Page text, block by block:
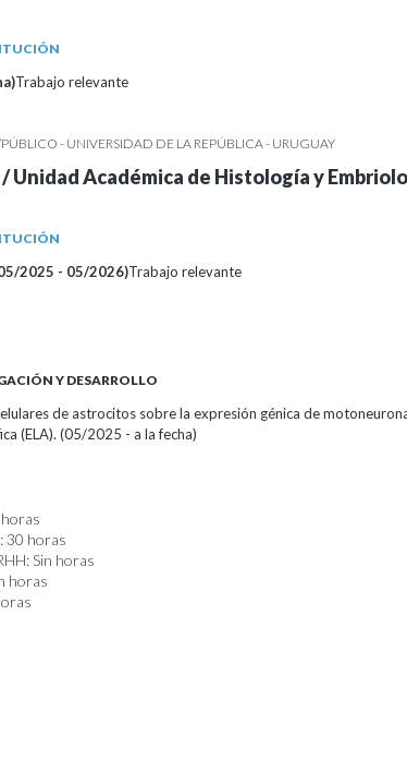
Trabajo relevante
- UNIVERSIDAD DE LA REPÚBLICA - URUGUAY
Unidad Académica de Histología y
2025 - 05/2026)Trabajo relevante
Y DESARROLLO
de astrocitos sobre la expresión génica de
(ELA). (05/2025 - a la fecha)
horas
30 horas
Sin horas
horas